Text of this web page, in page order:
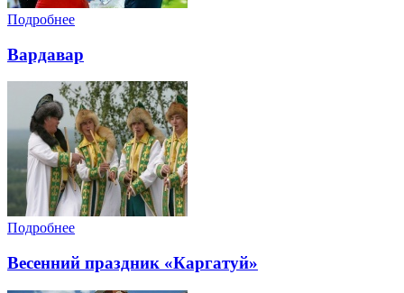
Подробнее
Вардавар
Подробнее
Весенний праздник «Каргатуй»